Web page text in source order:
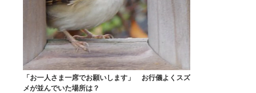
「お一人さま一席でお願いします」 お行儀よくスズ
メが並んでいた場所は？